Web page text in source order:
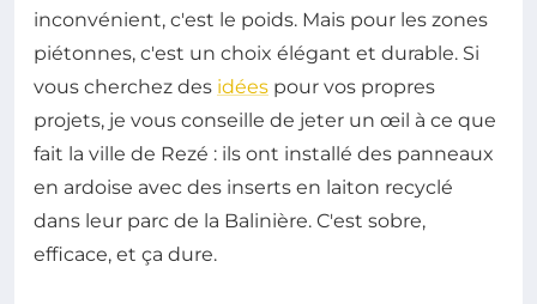
inconvénient, c'est le poids. Mais pour les zones
piétonnes, c'est un choix élégant et durable. Si
vous cherchez des idées pour vos propres
projets, je vous conseille de jeter un œil à ce que
fait la ville de Rezé : ils ont installé des panneaux
en ardoise avec des inserts en laiton recyclé
dans leur parc de la Balinière. C'est sobre,
efficace, et ça dure.